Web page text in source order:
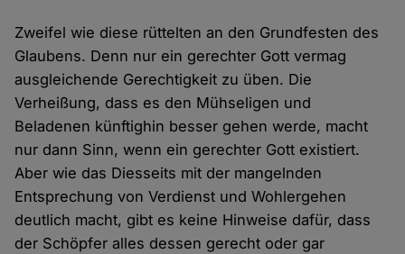
Zweifel wie diese rüttelten an den Grundfesten des
Glaubens. Denn nur ein gerechter Gott vermag
ausgleichende Gerechtigkeit zu üben. Die
Verheißung, dass es den Mühseligen und
Beladenen künftighin besser gehen werde, macht
nur dann Sinn, wenn ein gerechter Gott existiert.
Aber wie das Diesseits mit der mangelnden
Entsprechung von Verdienst und Wohlergehen
deutlich macht, gibt es keine Hinweise dafür, dass
der Schöpfer alles dessen gerecht oder gar